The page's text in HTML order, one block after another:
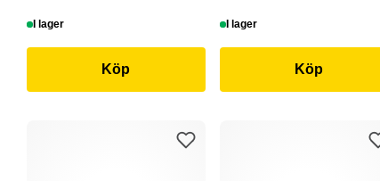
I lager
Köp
I lager
Köp